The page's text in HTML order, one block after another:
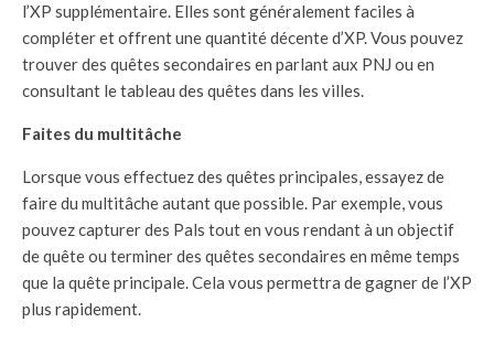
l’XP supplémentaire. Elles sont généralement faciles à
compléter et offrent une quantité décente d’XP. Vous pouvez
trouver des quêtes secondaires en parlant aux PNJ ou en
consultant le tableau des quêtes dans les villes.
Faites du multitâche
Lorsque vous effectuez des quêtes principales, essayez de
faire du multitâche autant que possible. Par exemple, vous
pouvez capturer des Pals tout en vous rendant à un objectif
de quête ou terminer des quêtes secondaires en même temps
que la quête principale. Cela vous permettra de gagner de l’XP
plus rapidement.